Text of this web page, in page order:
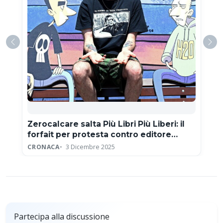
Zerocalcare salta Più Libri Più Liberi: il
forfait per protesta contro editore
neofascista
CRONACA 3 Dicembre 2025
Partecipa alla discussione